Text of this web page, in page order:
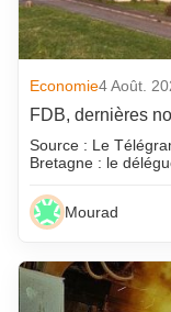
Economie4 Août.
FDB, dernières
Source : Le
Bretagne : le
Mourad